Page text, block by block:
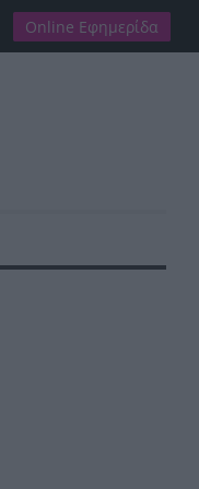
Online Εφημερίδα